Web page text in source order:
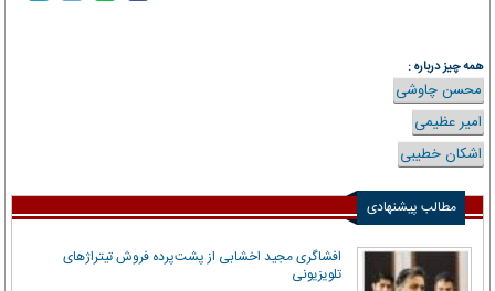
همه چیز درباره :
محسن چاوشی
امیر عظیمی
اشکان خطیبی
مطالب پیشنهادی
افشاگری مجید اخشابی از پشت‌پرده فروش تیتراژهای
تلویزیونی